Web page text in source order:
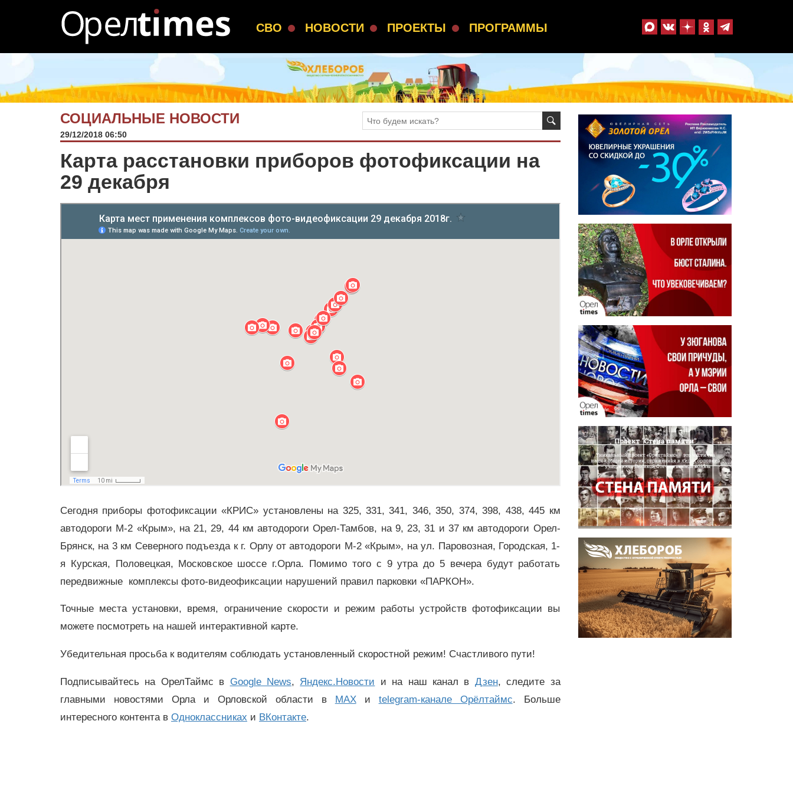
СВО НОВОСТИ ПРОЕКТЫ ПРОГРАММЫ
СОЦИАЛЬНЫЕ НОВОСТИ
29/12/2018 06:50
Карта расстановки приборов фотофиксации на
29 декабря
Сегодня приборы фотофиксации «КРИС» установлены на 325, 331, 341, 346, 350, 374, 398, 438, 445 км
автодороги М-2 «Крым», на 21, 29, 44 км автодороги Орел-Тамбов, на 9, 23, 31 и 37 км автодороги Орел-
Брянск, на 3 км Северного подъезда к г. Орлу от автодороги М-2 «Крым», на ул. Паровозная, Городская, 1-
я Курская, Половецкая, Московское шоссе г.Орла. Помимо того с 9 утра до 5 вечера будут работать
передвижные комплексы фото-видеофиксации нарушений правил парковки «ПАРКОН».
Точные места установки, время, ограничение скорости и режим работы устройств фотофиксации вы
можете посмотреть на нашей интерактивной карте.
Убедительная просьба к водителям соблюдать установленный скоростной режим! Счастливого пути!
Подписывайтесь на ОрелТаймс в Google News, Яндекс.Новости и на наш канал в Дзен, следите за
главными новостями Орла и Орловской области в MAXи telegram-канале Орёлтаймс. Больше
интересного контента в Одноклассниках и ВКонтакте.